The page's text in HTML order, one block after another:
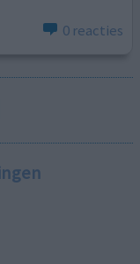
0 reacties